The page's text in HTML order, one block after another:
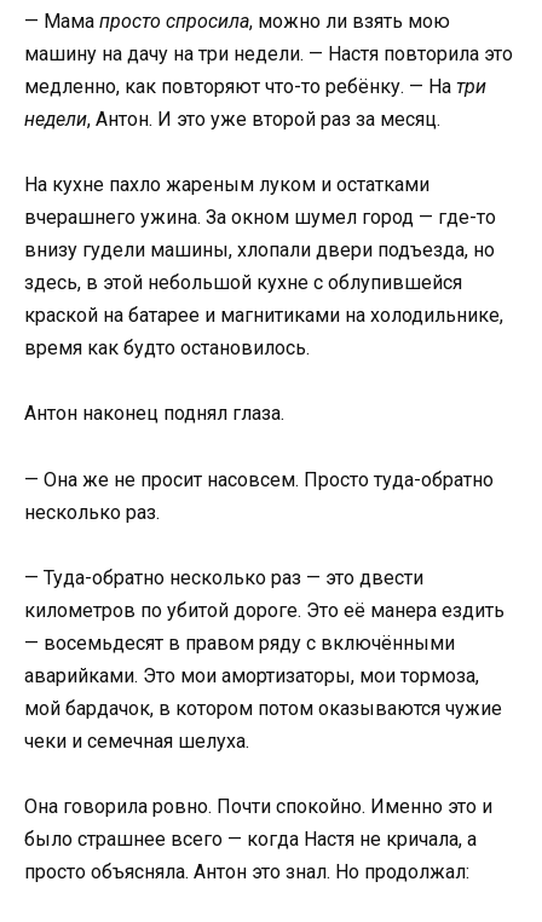
— Мама просто спросила, можно ли взять мою
машину на дачу на три недели. — Настя повторила это
медленно, как повторяют что-то ребёнку. — На три
недели, Антон. И это уже второй раз за месяц.
На кухне пахло жареным луком и остатками
вчерашнего ужина. За окном шумел город — где-то
внизу гудели машины, хлопали двери подъезда, но
здесь, в этой небольшой кухне с облупившейся
краской на батарее и магнитиками на холодильнике,
время как будто остановилось.
Антон наконец поднял глаза.
— Она же не просит насовсем. Просто туда-обратно
несколько раз.
— Туда-обратно несколько раз — это двести
километров по убитой дороге. Это её манера ездить
— восемьдесят в правом ряду с включёнными
аварийками. Это мои амортизаторы, мои тормоза,
мой бардачок, в котором потом оказываются чужие
чеки и семечная шелуха.
Она говорила ровно. Почти спокойно. Именно это и
было страшнее всего — когда Настя не кричала, а
просто объясняла. Антон это знал. Но продолжал: